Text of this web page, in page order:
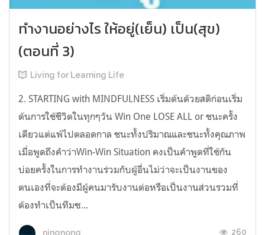
ทำงานอย่างไร ให้อยู่(เย็น) เป็น(สุข)
(ตอนที่ 3)
Living for Learning Life
2. STARTING with MINDFULNESS เริ่มต้นด้วยสติก่อนเริ่ม
ต้นการใช้ชีวิตในทุกๆวัน Win One LOSE ALL or ชนะครั้ง
เดียวแต่แพ้ไปตลอดกาล ชนะทั้งปริมาณและชนะทั้งคุณภาพ
เมื่อพูดถึงคำว่าWin-Win Situation คงเป็นคำพูดที่ใช้กัน
บ่อยครั้งในการทำงานร่วมกับผู้อื่นไม่ว่าจะเป็นงานของ
ตนเองที่จะต้องมีผู้คนมารับงานต่อหรือเป็นงานส่วนรวมที่
ต้องทำเป็นทีมซ...
ningnong 260